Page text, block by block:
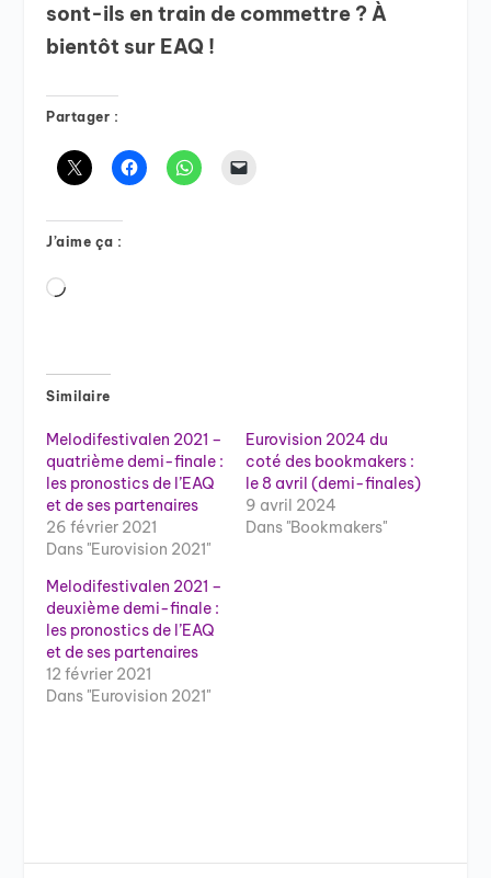
sont-ils en train de commettre ? À
bientôt sur EAQ !
Partager :
J’aime ça :
Chargement…
Similaire
Melodifestivalen 2021 –
quatrième demi-finale :
les pronostics de l’EAQ
et de ses partenaires
26 février 2021
Dans "Eurovision 2021"
Eurovision 2024 du
coté des bookmakers :
le 8 avril (demi-finales)
9 avril 2024
Dans "Bookmakers"
Melodifestivalen 2021 –
deuxième demi-finale :
les pronostics de l’EAQ
et de ses partenaires
12 février 2021
Dans "Eurovision 2021"